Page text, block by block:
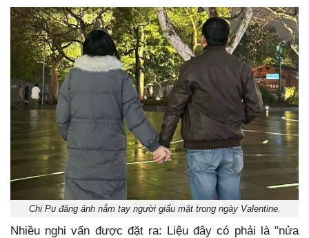
Chi Pu đăng ảnh nắm tay người giấu mặt trong ngày Valentine.
Nhiều nghi vấn được đặt ra: Liệu đây có phải là "nửa